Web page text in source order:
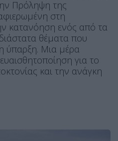
Πρόληψη της
στη
κατανόηση ενός από τα
θέματα που
ύπαρξη. Μια μέρα
για το
και την ανάγκη